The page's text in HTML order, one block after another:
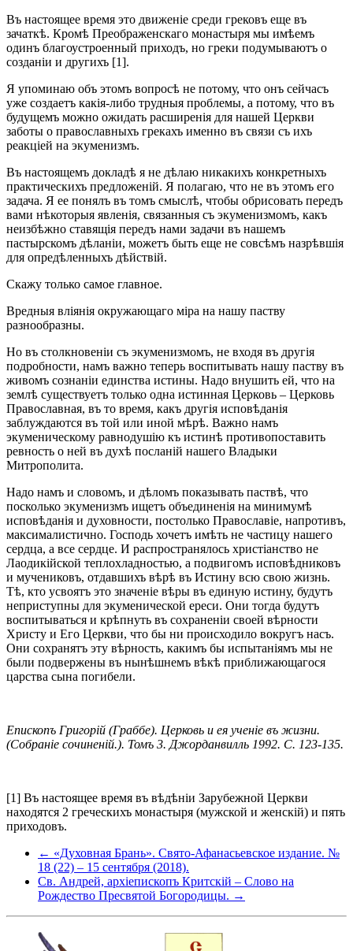
Въ настоящее время это движеніе среди грековъ еще въ
зачаткѣ. Кромѣ Преображенскаго монастыря мы имѣемъ
одинъ благоустроенный приходъ, но греки подумываютъ о
созданіи и другихъ [1].
Я упоминаю объ этомъ вопросѣ не потому, что онъ сейчасъ
уже создаетъ какія-либо трудныя проблемы, а потому, что въ
будущемъ можно ожидать расширенія для нашей Церкви
заботы о православныхъ грекахъ именно въ связи съ ихъ
реакціей на экуменизмъ.
Въ настоящемъ докладѣ я не дѣлаю никакихъ конкретныхъ
практическихъ предложеній. Я полагаю, что не въ этомъ его
задача. Я ее понялъ въ томъ смыслѣ, чтобы обрисовать передъ
вами нѣкоторыя явленія, связанныя съ экуменизмомъ, какъ
неизбѣжно ставящія передъ нами задачи въ нашемъ
пастырскомъ дѣланіи, можетъ быть еще не совсѣмъ назрѣвшія
для опредѣленныхъ дѣйствій.
Скажу только самое главное.
Вредныя вліянія окружающаго міра на нашу паству
разнообразны.
Но въ столкновеніи съ экуменизмомъ, не входя въ другія
подробности, намъ важно теперь воспитывать нашу паству въ
живомъ сознаніи единства истины. Надо внушить ей, что на
землѣ существуетъ только одна истинная Церковь – Церковь
Православная, въ то время, какъ другія исповѣданія
заблуждаются въ той или иной мѣрѣ. Важно намъ
экуменическому равнодушію къ истинѣ противопоставить
ревность о ней въ духѣ посланій нашего Владыки
Митрополита.
Надо намъ и словомъ, и дѣломъ показывать паствѣ, что
посколько экуменизмъ ищетъ объединенія на минимумѣ
исповѣданія и духовности, постолько Православіе, напротивъ,
максималистично. Господь хочетъ имѣть не частицу нашего
сердца, а все сердце. И распространялось христіанство не
Лаодикійской теплохладностью, а подвигомъ исповѣдниковъ
и мучениковъ, отдавшихъ вѣрѣ въ Истину всю свою жизнь.
Тѣ, кто усвоятъ это значеніе вѣры въ единую истину, будутъ
неприступны для экуменической ереси. Они тогда будутъ
воспитываться и крѣпнуть въ сохраненіи своей вѣрности
Христу и Его Церкви, что бы ни происходило вокругъ насъ.
Они сохранятъ эту вѣрность, какимъ бы испытаніямъ мы не
были подвержены въ нынѣшнемъ вѣкѣ приближающагося
царства сына погибели.
Епископъ Григорій (Граббе). Церковь и ея ученіе въ жизни.
(Собраніе сочиненій.). Томъ 3. Джорданвилль 1992. С. 123-135.
[1] Въ настоящее время въ вѣдѣніи Зарубежной Церкви
находятся 2 греческихъ монастыря (мужской и женскій) и пять
приходовъ.
← «Духовная Брань». Свято-Афанасьевское издание. №
18 (22) – 15 сентября (2018).
Св. Андрей, архіепископъ Критскій – Слово на
Рождество Пресвятой Богородицы. →